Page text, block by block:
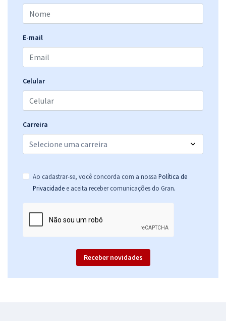
ou 12x deR$39,86
Comprar
TCE MA - Tribunal de Contas do Estado do Maranhão - Cargo 12:
ou 12x deR$39,86
Economize R$ 119,58 (-20%)
Comprar
E-mail
Celular
Carreira
Ao cadastrar-se, você concorda com a nossa Política de
Privacidade e aceita receber comunicações do Gran.
Receber novidades